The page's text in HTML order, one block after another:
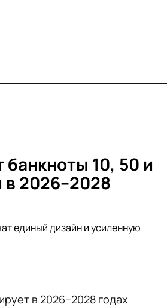
10, 50 и
в 2026–2028
единый дизайн и усиленную
в 2026–2028 годах